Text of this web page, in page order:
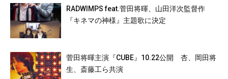
RADWIMPS feat.菅田将暉、山田洋次監督作
『キネマの神様』主題歌に決定
菅田将暉主演『CUBE』10.22公開 杏、岡田将
生、斎藤工ら共演